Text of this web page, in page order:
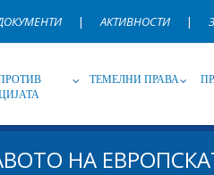
| АКТИВНОСТИ |
ТЕМЕЛНИ ПРАВА
НА